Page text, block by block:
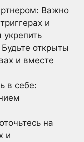
Важно
и
укрепить
открыты
и вместе
в себе:
на
и